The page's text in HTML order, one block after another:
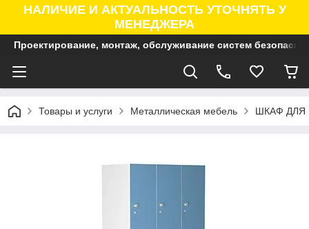
НАЛИЧИЕ И АКТУАЛЬНОСТЬ УТОЧНЯТЬ У
МЕНЕДЖЕРА
Проектирование, монтаж, обслуживание систем
Товары и услуги Металлическая мебель ШКАФ ДЛЯ